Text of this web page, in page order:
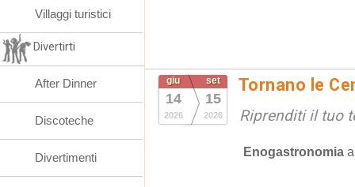
giu
14
2026
set
15
2026
Tornano le
Riprenditi il tuo
Enogastronomia
Villaggi turistici
Divertirti
After Dinner
Discoteche
Divertimenti